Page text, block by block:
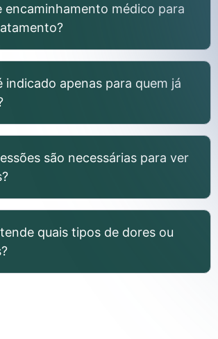
encaminhamento médico para
indicado apenas para quem já
são necessárias para ver
quais tipos de dores ou